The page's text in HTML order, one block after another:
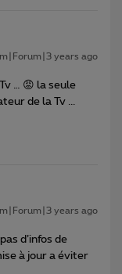
years ago
… 😡 la seule
de la Tv ...
years ago
d’infos de
à jour a éviter